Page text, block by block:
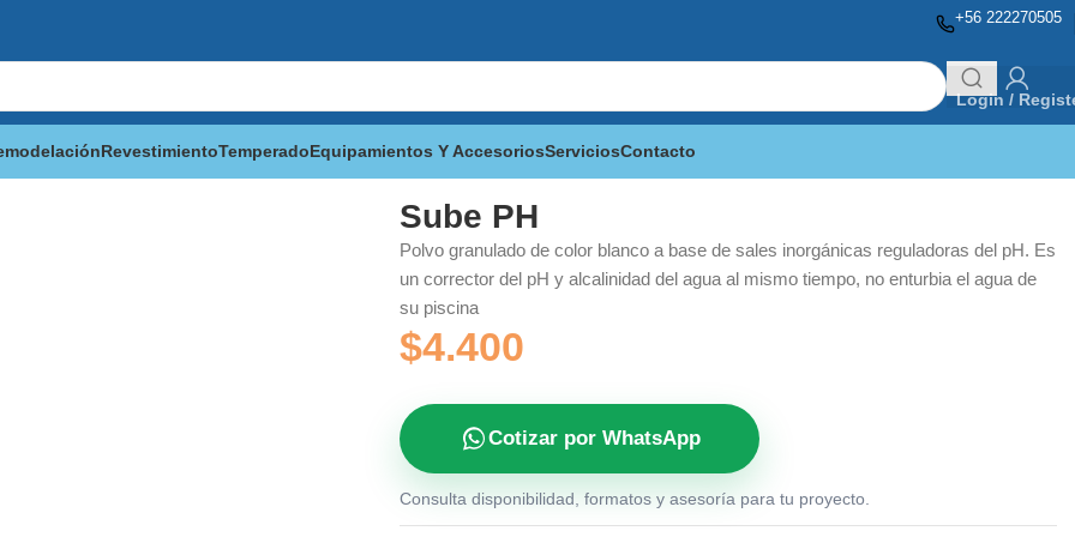
+56 222270505
Login /
RevestimientoTemperadoEquipamientos Y AccesoriosServiciosContacto
Sube PH
Polvo granulado de color blanco a base de sales inorgánicas reguladoras del pH. Es
un corrector del pH y alcalinidad del agua al mismo tiempo, no enturbia el agua de
su piscina
$4.400
Cotizar por WhatsApp
Consulta disponibilidad, formatos y asesoría para tu proyecto.